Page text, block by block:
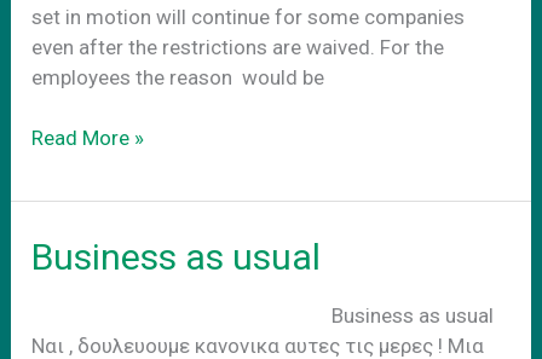
set in motion will continue for some companies
even after the restrictions are waived. For the
employees the reason would be
CoWork.gr
Your
office
Read More »
Business as usual
Business as usual
Nαι , δουλευουμε κανονικα αυτες τις μερες ! Μια